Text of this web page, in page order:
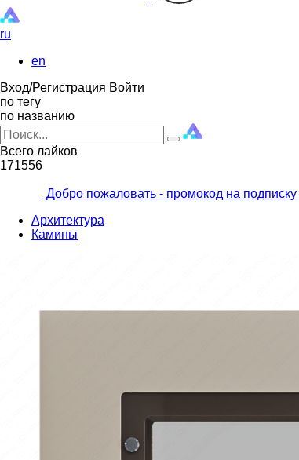
ru
en
Вход/Регистрация Войти
по тегу
по названию
Всего лайков
171556
Добро пожаловать - промокод на подписку
Архитектура
Камины